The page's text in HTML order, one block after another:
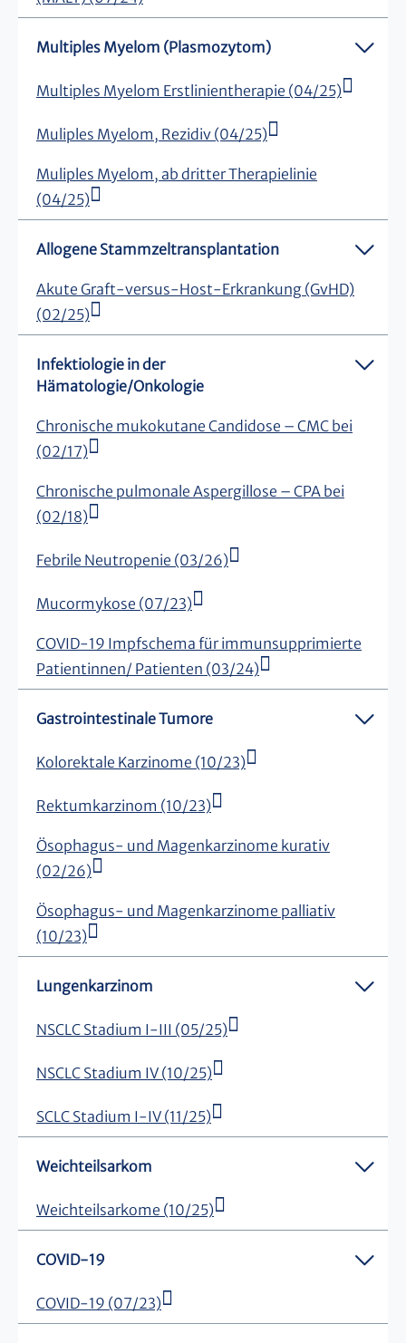
Multiples Myelom (Plasmozytom)
Multiples Myelom Erstlinientherapie (04/25)
Muliples Myelom, Rezidiv (04/25)
Muliples Myelom, ab dritter Therapielinie
(04/25)
Allogene Stammzeltransplantation
Akute Graft-versus-Host-Erkrankung (GvHD)
(02/25)
Infektiologie in der
Hämatologie/Onkologie
Chronische mukokutane Candidose – CMC bei
(02/17)
Chronische pulmonale Aspergillose – CPA bei
(02/18)
Febrile Neutropenie (03/26)
Mucormykose (07/23)
COVID-19 Impfschema für immunsupprimierte
Patientinnen/ Patienten (03/24)
Gastrointestinale Tumore
Kolorektale Karzinome (10/23)
Rektumkarzinom (10/23)
Ösophagus- und Magenkarzinome kurativ
(02/26)
Ösophagus- und Magenkarzinome palliativ
(10/23)
Lungenkarzinom
NSCLC Stadium I-III (05/25)
NSCLC Stadium IV (10/25)
SCLC Stadium I-IV (11/25)
Weichteilsarkom
Weichteilsarkome (10/25)
COVID-19
COVID-19 (07/23)